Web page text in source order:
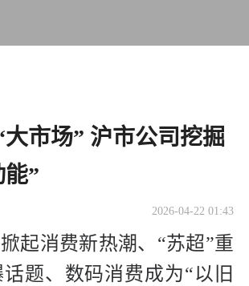
市场” 沪市公司挖掘
”
2026-04-22 01:43
起消费新热潮、“苏超”重
题、数码消费成为“以旧